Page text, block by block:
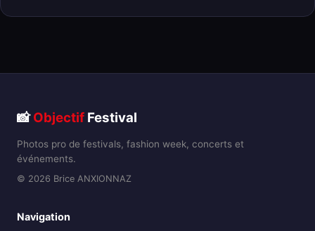
📸Objectif Festival
Photos pro de festivals, fashion week, concerts et
événements.
© 2026 Brice ANXIONNAZ
Navigation